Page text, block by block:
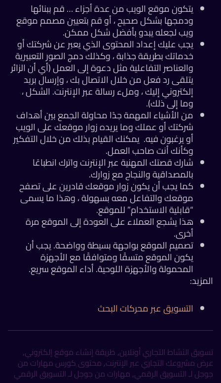
يتكون موقع الويب من عدة أجزاء … قم ببنائها
ودمجها بشكل صحيح ، أو قم بتعيين مصمم موقع
ويب لجعله يبدو بأفضل شكل ممكن.
يجب عليك إعداد المحتوى الذي يعبر عن شركتك أو
خدماتك بطريقة جذابة ، وكذلك دمج الصور التعبيرية
والعناصر التفاعلية مثل دعوة إلى العمل (أي أن الزائر
يتلقى رد فعل من خلال الاتصال بك ، وإرسال بريد
إلكتروني إليك ، وملء رسالة عبر الإنترنت. الشكل ،
وما إلى ذلك).
من الأشياء المهمة جدًا محاولة الجمع بين أهداف
شركتك أو عملك وما يريده زوار موقعك على الويب
أو يرغبون فيه. يمكنك القيام بذلك من خلال التفكير
وكأنك أنت صاحب العمل.
شارك قصتك المهنية عبر الإنترنت واترك انطباعًا
بالمصداقية والنجاح مع زوارك.
كمايجب أن يكون زوار موقعك قادرين على تصفح
موقعك والتفاعل معه بسهولة ، وهذا ما يسمى
“قابلية الاستخدام” للموقع.
هذا يشجع العملاء على العودة إلى الموقع مرة
أخرى.
تصميم الموقع بواجهة بسيطة وواضحة.يجب أن
يكون الموقع متسقًا ومتوافقًا مع الأجهزة
المحمولة والأجهزة اللوحية.أداء الموقع سريع.
المزيد:
التسويق عبر محركات البحث
تسويق النشاط التجاري أونلاين, طريقة إنشاء موقع إلكتروني,
عرض مشروعك التجاري عبر الإنترنت, محتوى كورس مهارات من
جوجل لـ التسويق الرقمي, مهارات من جوجل لـ التسويق الرقمي